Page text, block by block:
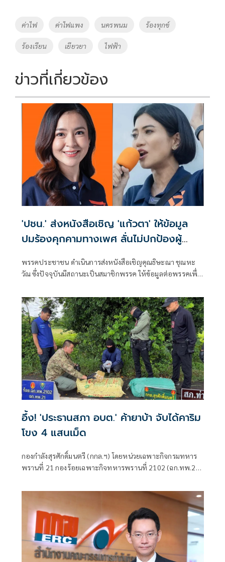
o
o
k
Li
k
Tags
ค่าไฟ ค่าไฟแพง นครพนม ร้องทุกข์
ร้องเรียน เยียวยา ไฟฟ้า
ข่าวที่เกี่ยวข้อง
'ปชน.' ส่งหนังสือเชิญ 'แก้วตา' ให้ข้อมูล
ปมร้องคุกคามทางเพศ ลั่นไม่ปกป้องผู้
พรรคประชาชน ดำเนินการส่งหนังสือเชิญคุณธิษะณา ชุณหะ
วัณ ซึ่งปัจจุบันมีสถานะเป็นสมาชิกพรรค ให้ข้อมูลต่อพรรคเพื่อ
อึ้ง! 'ประธานสภา อบต.' ค้ายาบ้า จับได้คาริม
โขง 4 แสนเม็ด
กองกำลังสุรศักดิ์มนตรี (กกล.ฯ) โดยหน่วยเฉพาะกิจกรมทหาร
พรานที่ 21 กองร้อยเฉพาะกิจทหารพรานที่ 2102 (ฉก.ทพ.21